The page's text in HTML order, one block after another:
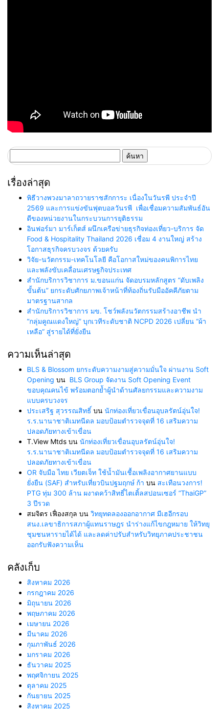
สำหรับ:
เรื่องล่าสุด
พิธีวางพวงมาลาถวายราชสักการะ เนื่องในวันรพี ประจำปี
2569 และการแข่งขันฟุตบอลวันรพี เพื่อเชื่อมความสัมพันธ์อัน
ดีของหน่วยงานในกระบวนการยุติธรรม
อินฟอร์มา มาร์เก็ตส์ ผนึกเครือข่ายธุรกิจท่องเที่ยว-บริการ จัด
Food & Hospitality Thailand 2026 เชื่อม 4 งานใหญ่ สร้าง
โอกาสธุรกิจครบวงจร ด้วยครับ
วิจัย-นวัตกรรม-เทคโนโลยี คือโอกาสใหม่ของคนพิการไทย
และพลังขับเคลื่อนเศรษฐกิจประเทศ
สำนักบริการวิชาการ ม.ขอนแก่น จัดอบรมหลักสูตร “ดับเพลิง
ขั้นต้น” ยกระดับศักยภาพเจ้าหน้าที่ท้องถิ่นรับมืออัคคีภัยตาม
มาตรฐานสากล
สำนักบริการวิชาการ มข. โชว์พลังนวัตกรรมสร้างอาชีพ นำ
“กลุ่มคูณแดงใหญ่” บุกเวทีระดับชาติ NCPD 2026 เปลี่ยน “ผ้า
เหลือ” สู่รายได้ที่ยั่งยืน
ความเห็นล่าสุด
BLS & Blossom ยกระดับความงามสู่ความมั่นใจ ผ่านงาน Soft
Opening บน BLS Group จัดงาน Soft Opening Event
ขอบคุณคนไข้ พร้อมตอกย้ำผู้นำด้านศัลยกรรมและความงาม
แบบครบวงจร
ประเสริฐ สุวรรณสิทธิ์ บน นักท่องเที่ยวเขื่อนอุบลรัตน์อุ่นใจ!
ร.ร.นานาชาติเมทนีดล มอบป้อมตำรวจจุดที่ 16 เสริมความ
ปลอดภัยทางเข้าเขื่อน
T.View Mtds บน นักท่องเที่ยวเขื่อนอุบลรัตน์อุ่นใจ!
ร.ร.นานาชาติเมทนีดล มอบป้อมตำรวจจุดที่ 16 เสริมความ
ปลอดภัยทางเข้าเขื่อน
OR จับมือ ไทย เวียตเจ็ท ใช้น้ำมันเชื้อเพลิงอากาศยานแบบ
ยั่งยืน (SAF) สำหรับเที่ยวบินปฐมฤกษ์ ก้า บน สะเทือนวงการ!
PTG ทุ่ม 300 ล้าน ผงาดคว้าสิทธิ์ไตเติ้ลสปอนเซอร์ “ThaiGP”
3 ปีรวด
สมจิตร เฟื่องสกุล บน วิทยุทดลองออกอากาศ มีเฮอีกรอบ
สนง.เลขาธิการสภาผู้แทนราษฎร นำร่างแก้ไขกฎหมาย ให้วิทยุ
ชุมชนหารายได้ได้ และลดค่าปรับสำหรับวิทยุภาคประชาชน
ออกรับฟังความเห็น
คลังเก็บ
สิงหาคม 2026
กรกฎาคม 2026
มิถุนายน 2026
พฤษภาคม 2026
เมษายน 2026
มีนาคม 2026
กุมภาพันธ์ 2026
มกราคม 2026
ธันวาคม 2025
พฤศจิกายน 2025
ตุลาคม 2025
กันยายน 2025
สิงหาคม 2025